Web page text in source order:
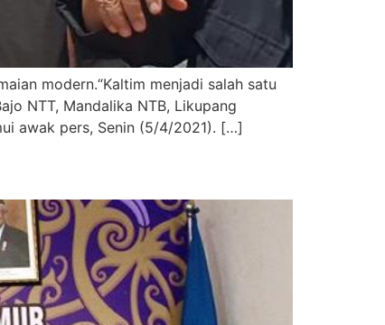
modern.“Kaltim menjadi salah satu
NTT, Mandalika NTB, Likupang
awak pers, Senin (5/4/2021). […]